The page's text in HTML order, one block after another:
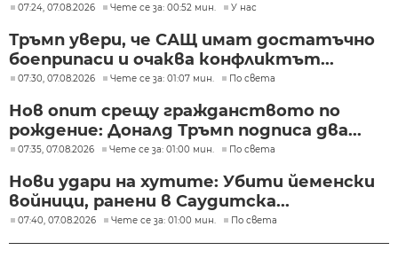
07:24, 07.08.2026 Чете се за: 00:52 мин. У нас
Тръмп увери, че САЩ имат достатъчно
боеприпаси и очаква конфликтът...
07:30, 07.08.2026 Чете се за: 01:07 мин. По света
Нов опит срещу гражданството по
рождение: Доналд Тръмп подписа два...
07:35, 07.08.2026 Чете се за: 01:00 мин. По света
Нови удари на хутите: Убити йеменски
войници, ранени в Саудитска...
07:40, 07.08.2026 Чете се за: 01:00 мин. По света